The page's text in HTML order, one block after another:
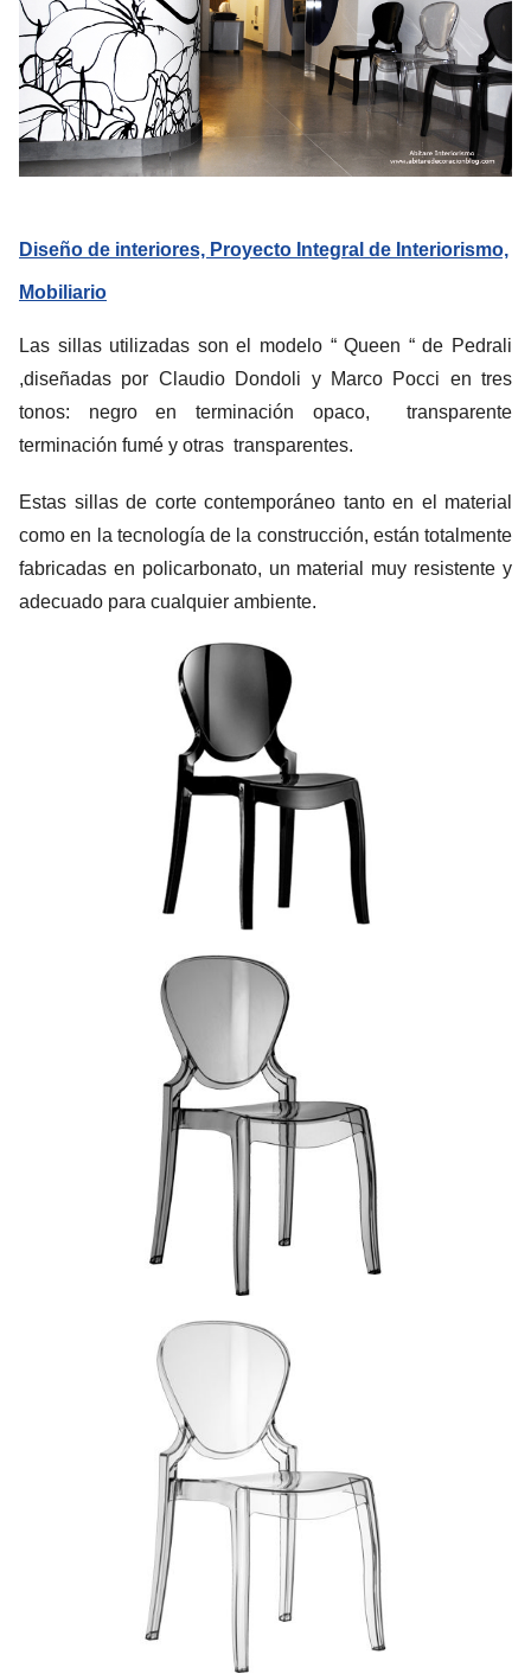
Diseño de interiores, Proyecto Integral de Interiorismo,
Mobiliario
Las sillas utilizadas son el modelo “ Queen “ de Pedrali
,diseñadas por Claudio Dondoli y Marco Pocci en tres
tonos: negro en terminación opaco, transparente
terminación fumé y otras transparentes.
Estas sillas de corte contemporáneo tanto en el material
como en la tecnología de la construcción, están totalmente
fabricadas en policarbonato, un material muy resistente y
adecuado para cualquier ambiente.